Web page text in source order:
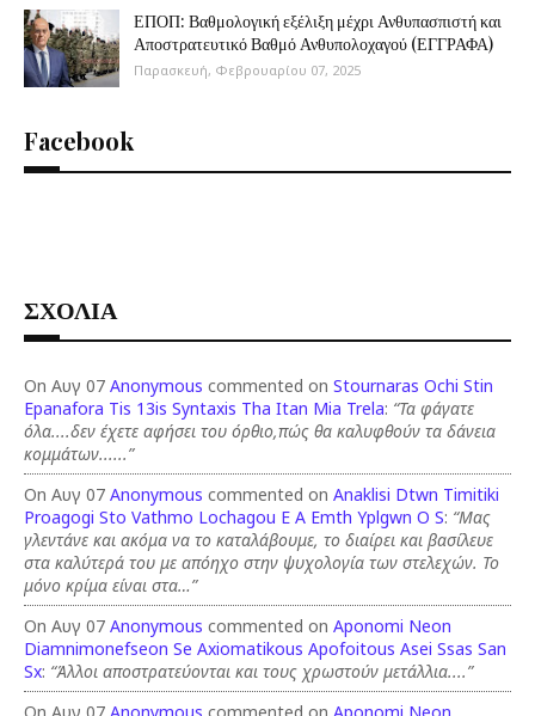
ΕΠΟΠ: Βαθμολογική εξέλιξη μέχρι Ανθυπασπιστή και
Αποστρατευτικό Βαθμό Ανθυπολοχαγού (ΕΓΓΡΑΦΑ)
Παρασκευή, Φεβρουαρίου 07, 2025
Facebook
ΣΧΟΛΙΑ
On Αυγ 07 Anonymous commented on Stournaras Ochi Stin
Epanafora Tis 13is Syntaxis Tha Itan Mia Trela: “Τα φάγατε
όλα....δεν έχετε αφήσει του όρθιο,πώς θα καλυφθούν τα δάνεια
κομμάτων......”
On Αυγ 07 Anonymous commented on Anaklisi Dtwn Timitiki
Proagogi Sto Vathmo Lochagou E A Emth Yplgwn O S: “Μας
γλεντάνε και ακόμα να το καταλάβουμε, το διαίρει και βασίλευε
στα καλύτερά του με απόηχο στην ψυχολογία των στελεχών. Το
μόνο κρίμα είναι στα…”
On Αυγ 07 Anonymous commented on Aponomi Neon
Diamnimonefseon Se Axiomatikous Apofoitous Asei Ssas San
Sx: “Άλλοι αποστρατεύονται και τους χρωστούν μετάλλια....”